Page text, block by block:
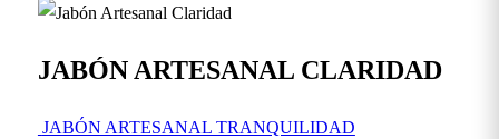
JABÓN ARTESANAL CLARIDAD
JABÓN ARTESANAL TRANQUILIDAD